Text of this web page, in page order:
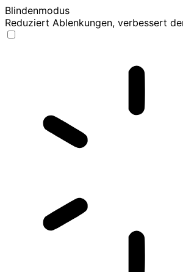
Blindenmodus
Reduziert Ablenkungen, verbessert